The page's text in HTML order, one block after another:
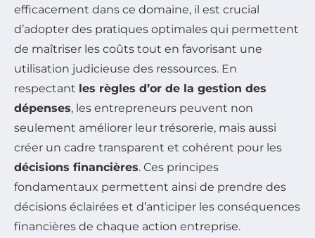
efficacement dans ce domaine, il est crucial
d’adopter des pratiques optimales qui permettent
de maîtriser les coûts tout en favorisant une
utilisation judicieuse des ressources. En
respectant les règles d’or de la gestion des
dépenses, les entrepreneurs peuvent non
seulement améliorer leur trésorerie, mais aussi
créer un cadre transparent et cohérent pour les
décisions financières. Ces principes
fondamentaux permettent ainsi de prendre des
décisions éclairées et d’anticiper les conséquences
financières de chaque action entreprise.